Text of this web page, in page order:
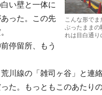
こんな形で
ぶったままの
れは目白通り
い壁と一体に
った。この先
停留所、もう
川線の「雑司ヶ谷」と連
た。もっともこのあたり